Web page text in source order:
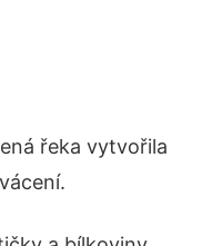
řeka vytvořila